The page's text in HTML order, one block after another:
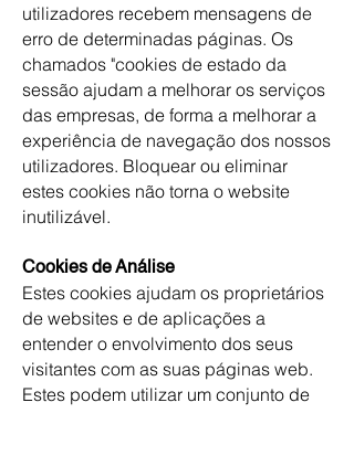
utilizadores recebem mensagens de
erro de determinadas páginas. Os
chamados "cookies de estado da
sessão ajudam a melhorar os serviços
das empresas, de forma a melhorar a
experiência de navegação dos nossos
utilizadores. Bloquear ou eliminar
estes cookies não torna o website
inutilizável.
Cookies de Análise
Estes cookies ajudam os proprietários
de websites e de aplicações a
entender o envolvimento dos seus
visitantes com as suas páginas web.
Estes podem utilizar um conjunto de